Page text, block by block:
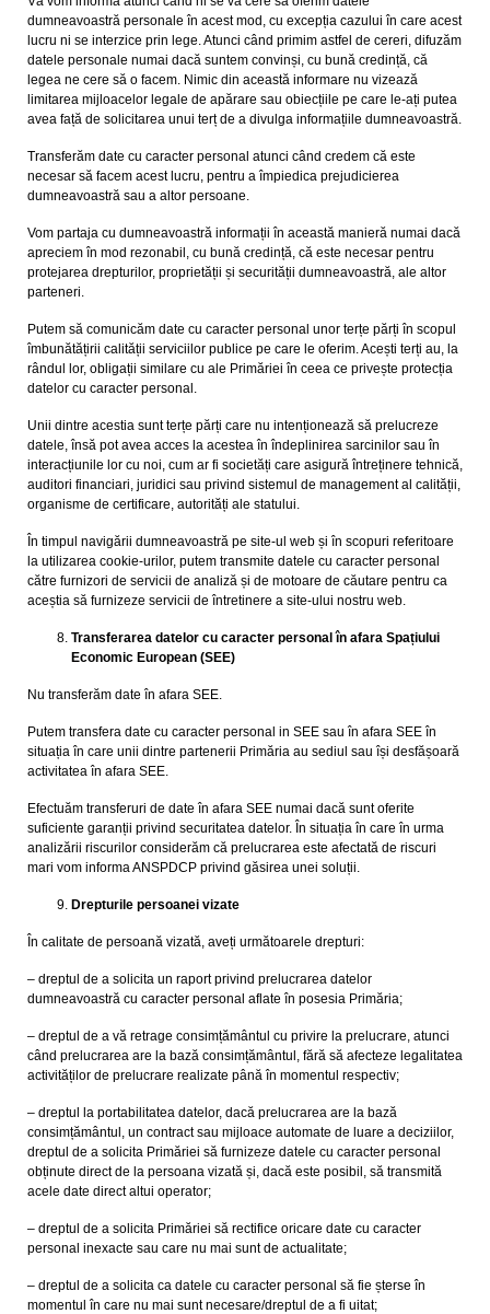
dumneavoastră personale în acest mod, cu excepția cazului în care acest
lucru ni se interzice prin lege. Atunci când primim astfel de cereri, difuzăm
datele personale numai dacă suntem convinși, cu bună credință, că
legea ne cere să o facem. Nimic din această informare nu vizează
limitarea mijloacelor legale de apărare sau obiecțiile pe care le-ați putea
avea față de solicitarea unui terț de a divulga informațiile dumneavoastră.
Transferăm date cu caracter personal atunci când credem că este
necesar să facem acest lucru, pentru a împiedica prejudicierea
dumneavoastră sau a altor persoane.
Vom partaja cu dumneavoastră informații în această manieră numai dacă
apreciem în mod rezonabil, cu bună credință, că este necesar pentru
protejarea drepturilor, proprietății și securității dumneavoastră, ale altor
parteneri.
Putem să comunicăm date cu caracter personal unor terțe părți în scopul
îmbunătățirii calității serviciilor publice pe care le oferim. Acești terți au, la
rândul lor, obligații similare cu ale Primăriei în ceea ce privește protecția
datelor cu caracter personal.
Unii dintre acestia sunt terțe părți care nu intenționează să prelucreze
datele, însă pot avea acces la acestea în îndeplinirea sarcinilor sau în
interacțiunile lor cu noi, cum ar fi societăți care asigură întreținere tehnică,
auditori financiari, juridici sau privind sistemul de management al calității,
organisme de certificare, autorități ale statului.
În timpul navigării dumneavoastră pe site-ul web și în scopuri referitoare
la utilizarea cookie-urilor, putem transmite datele cu caracter personal
către furnizori de servicii de analiză și de motoare de căutare pentru ca
aceștia să furnizeze servicii de întretinere a site-ului nostru web.
Transferarea datelor cu caracter personal în afara Spațiului
Economic European (SEE)
Nu transferăm date în afara SEE.
Putem transfera date cu caracter personal in SEE sau în afara SEE în
situația în care unii dintre partenerii Primăria au sediul sau își desfășoară
activitatea în afara SEE.
Efectuăm transferuri de date în afara SEE numai dacă sunt oferite
suficiente garanții privind securitatea datelor. În situația în care în urma
analizării riscurilor considerăm că prelucrarea este afectată de riscuri
mari vom informa ANSPDCP privind găsirea unei soluții.
Drepturile persoanei vizate
În calitate de persoană vizată, aveți următoarele drepturi:
– dreptul de a solicita un raport privind prelucrarea datelor
dumneavoastră cu caracter personal aflate în posesia Primăria;
– dreptul de a vă retrage consimțământul cu privire la prelucrare, atunci
când prelucrarea are la bază consimțământul, fără să afecteze legalitatea
activităților de prelucrare realizate până în momentul respectiv;
– dreptul la portabilitatea datelor, dacă prelucrarea are la bază
consimțământul, un contract sau mijloace automate de luare a deciziilor,
dreptul de a solicita Primăriei să furnizeze datele cu caracter personal
obținute direct de la persoana vizată și, dacă este posibil, să transmită
acele date direct altui operator;
– dreptul de a solicita Primăriei să rectifice oricare date cu caracter
personal inexacte sau care nu mai sunt de actualitate;
– dreptul de a solicita ca datele cu caracter personal să fie șterse în
momentul în care nu mai sunt necesare/dreptul de a fi uitat;